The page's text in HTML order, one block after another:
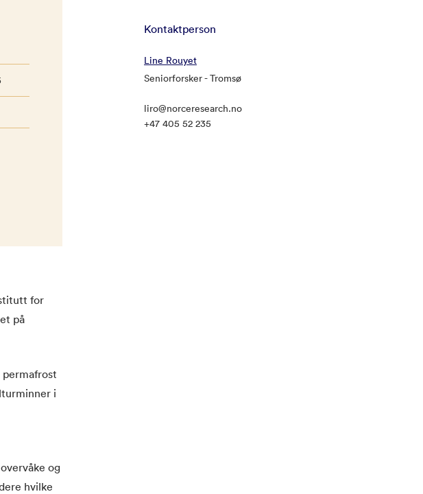
for
på
permafrost
i
og
hvilke
Kontaktperson
Line Rouyet
Seniorforsker - Tromsø
liro@norceresearch.no
+47 405 52 235